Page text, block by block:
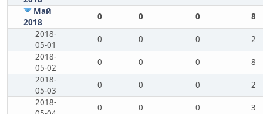
Май
2018
0 0 0
8
2018-
05-01
0 0 0
2
2018-
05-02
0 0 0
8
2018-
05-03
0 0 0
2
2018-
0 0 0
3